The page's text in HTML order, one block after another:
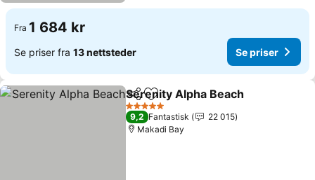
Fra 1 684 kr
Se priser fra 13 nettsteder Se priser
Del Legg til i favoritter
Serenity Alpha Beach
5 Stjerner
9,2 Fantastisk
22 015
Makadi Bay